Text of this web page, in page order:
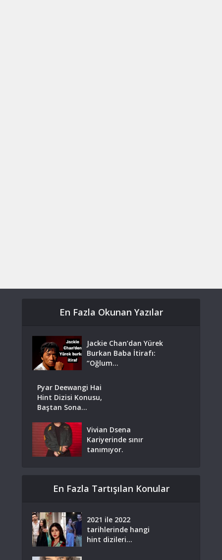
En Fazla Okunan Yazılar
Jackie Chan’dan Yürek
Burkan Baba İtirafı:
“Oğlum...
Pyar Deewangi Hai
Hint Dizisi Konusu,
Baştan Sona...
Vivian Dsena
Kariyerinde sınır
tanımıyor.
En Fazla Tartışılan Konular
2021 ile 2022
tarihlerinde hangi
hint dizileri...